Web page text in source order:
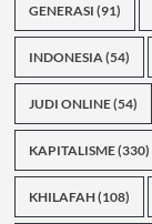
GENERASI (91)
INDONESIA(54)
JUDI ONLINE(54)
KAPITALISME(330)
KHILAFAH(108)